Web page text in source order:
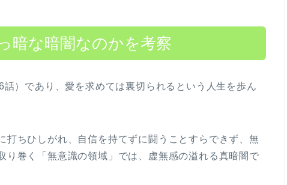
暗な暗闇なのかを考察
話）であり、愛を求めては裏切られるという人生を歩ん
打ちひしがれ、自信を持てずに闘うことすらできず、無
り巻く「無意識の領域」では、虚無感の溢れる真暗闇で